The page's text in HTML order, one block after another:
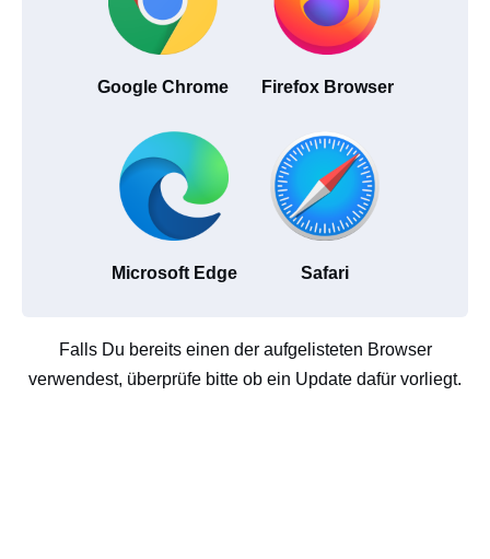
Google Chrome Firefox Browser
Microsoft Edge Safari
Falls Du bereits einen der aufgelisteten Browser
verwendest, überprüfe bitte ob ein Update dafür vorliegt.